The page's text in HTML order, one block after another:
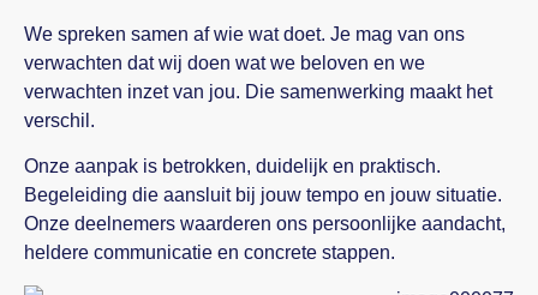
We spreken samen af wie wat doet. Je mag van ons
verwachten dat wij doen wat we beloven en we
verwachten inzet van jou. Die samenwerking maakt het
verschil.
Onze aanpak is betrokken, duidelijk en praktisch.
Begeleiding die aansluit bij jouw tempo en jouw situatie.
Onze deelnemers waarderen ons persoonlijke aandacht,
heldere communicatie en concrete stappen.